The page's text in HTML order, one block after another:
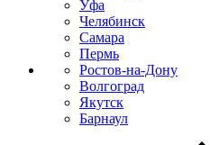
Уфа
Челябинск
Самара
Пермь
Ростов-на-Дону
Волгоград
Якутск
Барнаул